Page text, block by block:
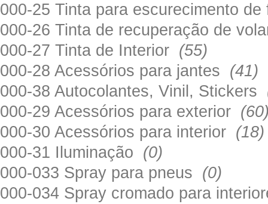
000-25 Tinta para escurecimento
000-26 Tinta de recuperação de
000-27 Tinta de Interior (55)
000-28 Acessórios para jantes (41)
000-38 Autocolantes, Vinil, Stickers
000-29 Acessórios para exterior
000-30 Acessórios para interior (18)
000-31 Iluminação (0)
000-033 Spray para pneus (0)
000-034 Spray cromado para